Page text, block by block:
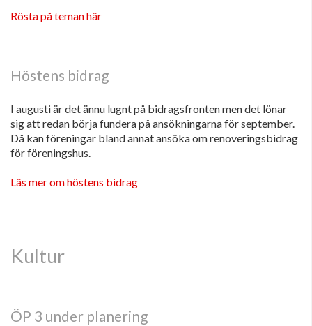
Rösta på teman här
Höstens bidrag
I augusti är det ännu lugnt på bidragsfronten men det lönar
sig att redan börja fundera på ansökningarna för september.
Då kan föreningar bland annat ansöka om renoveringsbidrag
för föreningshus.
Läs mer om höstens bidrag
Kultur
ÖP 3 under planering